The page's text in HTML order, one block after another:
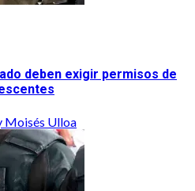
deben exigir permisos de
Moisés Ulloa